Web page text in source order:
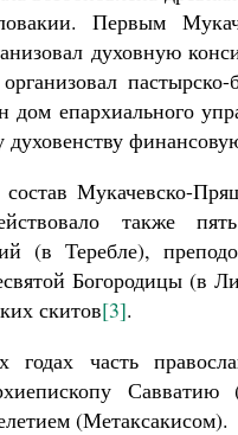
Первым
духовную
дом епархиального
духовенству
Мукачевско-
также
(в Теребле),
Богородицы (в
скитов[3].
годах часть
Савватию
(Метаксакисом).